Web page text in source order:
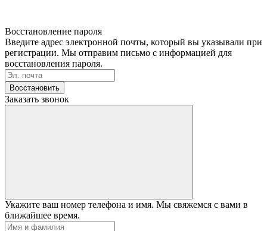
Восстановление пароля
Введите адрес электронной почты, который вы указывали при
регистрации. Мы отправим письмо с информацией для
восстановления пароля.
Восстановить
Заказать звонок
Укажите ваш номер телефона и имя. Мы свяжемся с вами в
ближайшее время.